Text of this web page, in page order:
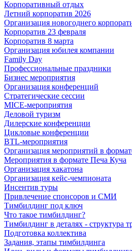
Корпоративный отдых
Летний корпоратив 2026
Организация новогоднего
Корпоратив 23 февраля
Корпоратив 8 марта
Организация юбилея компании
Family Day
Профессиональные праздники
Бизнес мероприятия
Организация конференций
Стратегические сессии
MICE-мероприятия
Деловой туризм
Дилерские конференции
Цикловые конференции
BTL-мероприятия
Организация мероприятий в
Мероприятия в формате Печа Куча
Организация хакатона
Организация кейс-чемпионата
Инсентив туры
Привлечение спонсоров и СМИ
Тимбилдинг под ключ
Что такое тимбилдинг?
Тимбилдинг в деталях - структура
Подготовка коллектива
Задания, этапы тимбилдинга